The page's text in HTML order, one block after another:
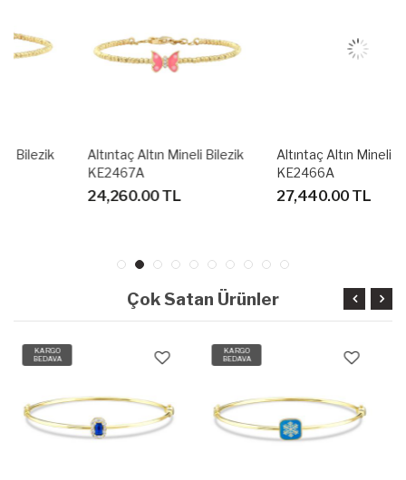
Altıntaç Altın Mineli Bilezik
24,260.00 TL
Altıntaç Altın Mineli Bilezik
27,440.00 TL
Çok Satan Ürünler
KARGO
BEDAVA
KARGO
BEDAVA